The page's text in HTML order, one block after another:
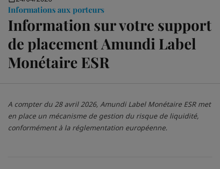
Informations aux porteurs
Information sur votre support
de placement Amundi Label
Monétaire ESR
A compter du 28 avril 2026, Amundi Label Monétaire ESR met
en place un mécanisme de gestion du risque de liquidité,
conformément à la réglementation européenne.